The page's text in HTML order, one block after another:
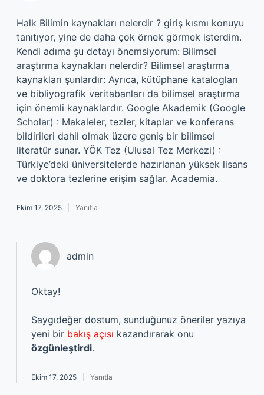
Halk Bilimin kaynakları nelerdir ? giriş kısmı konuyu
tanıtıyor, yine de daha çok örnek görmek isterdim.
Kendi adıma şu detayı önemsiyorum: Bilimsel
araştırma kaynakları nelerdir? Bilimsel araştırma
kaynakları şunlardır: Ayrıca, kütüphane katalogları
ve bibliyografik veritabanları da bilimsel araştırma
için önemli kaynaklardır. Google Akademik (Google
Scholar) : Makaleler, tezler, kitaplar ve konferans
bildirileri dahil olmak üzere geniş bir bilimsel
literatür sunar. YÖK Tez (Ulusal Tez Merkezi) :
Türkiye’deki üniversitelerde hazırlanan yüksek lisans
ve doktora tezlerine erişim sağlar. Academia.
Ekim 17, 2025 Yanıtla
admin
Oktay!
Saygıdeğer dostum, sunduğunuz öneriler yazıya
yeni bir bakış açısı kazandırarak onu
özgünleştirdi.
Ekim 17, 2025 Yanıtla